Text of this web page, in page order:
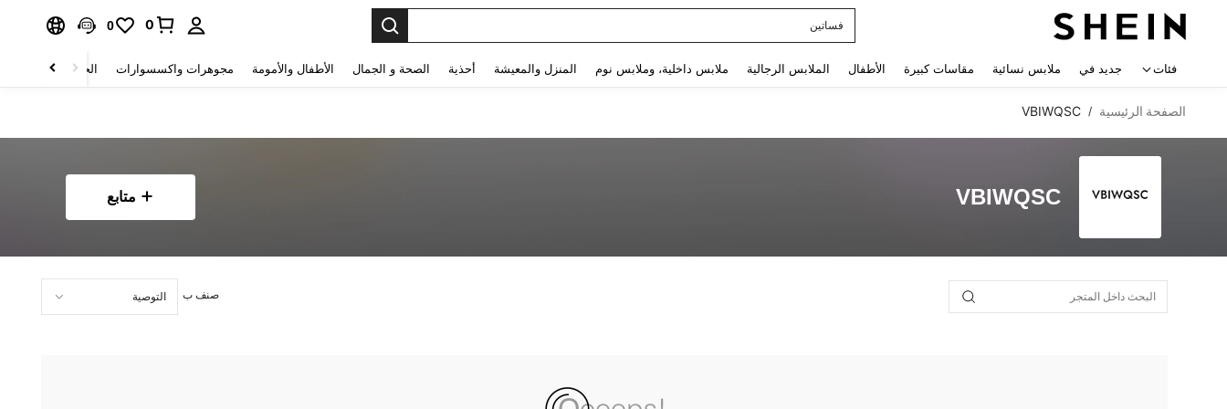
فساتين
0
0
فئات جديد في ملابس نسائية مقاسات كبيرة الأطفال الملابس الرجالية ملابس داخلية، وملابس نوم المنزل والمعيشة أحذية الصحة و الجمال الأطفال والأمومة مجوهرات واكسسوارات الحقائب والأمتعة
الصفحة الرئيسية /
VBIWQSC
VBIWQSC متابع
صنف ب